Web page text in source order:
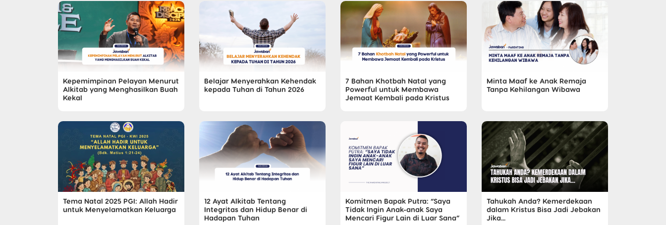
Kepemimpinan Pelayan Menurut
Alkitab yang Menghasilkan Buah
Kekal
Belajar Menyerahkan Kehendak
kepada Tuhan di Tahun 2026
7 Bahan Khotbah Natal yang
Powerful untuk Membawa
Jemaat Kembali pada Kristus
Minta Maaf ke Anak Remaja
Tanpa Kehilangan Wibawa
Tema Natal 2025 PGI: Allah Hadir
untuk Menyelamatkan Keluarga
12 Ayat Alkitab Tentang
Integritas dan Hidup Benar di
Hadapan Tuhan
Komitmen Bapak Putra: “Saya
Tidak Ingin Anak-anak Saya
Mencari Figur Lain di Luar Sana”
Tahukah Anda? Kemerdekaan
dalam Kristus Bisa Jadi Jebakan
Jika...